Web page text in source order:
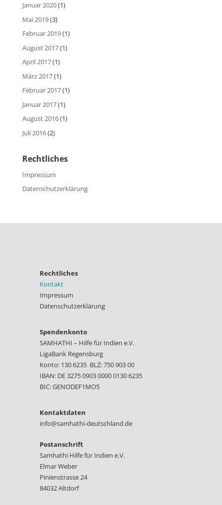
Januar 2020(1)
Mai 2019(3)
Februar 2019(1)
August 2017(1)
April 2017(1)
März 2017(1)
Februar 2017(1)
Januar 2017(1)
August 2016(1)
Juli 2016(2)
Rechtliches
Impressum
Datenschutzerklärung
Rechtliches
Kontakt
Impressum
Datenschutzerklärung
Spendenkonto
SAMHATHI – Hilfe für Indien e.V.
LigaBank Regensburg
Konto: 130 6235 BLZ: 750 903 00
IBAN: DE 3275 0903 0000 0130 6235
BIC: GENODEF1MO5
Kontaktdaten
info@samhathi-deutschland.de
Postanschrift
Samhathi Hilfe für Indien e.V.
Elmar Weber
Pinienstrasse 24
84032 Altdorf